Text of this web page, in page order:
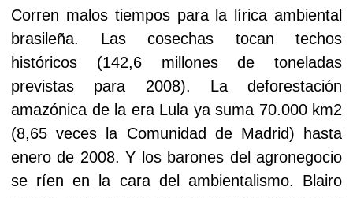
Corren malos tiempos para la lírica ambiental
brasileña. Las cosechas tocan techos
históricos (142,6 millones de toneladas
previstas para 2008). La deforestación
amazónica de la era Lula ya suma 70.000 km2
(8,65 veces la Comunidad de Madrid) hasta
enero de 2008. Y los barones del agronegocio
se ríen en la cara del ambientalismo. Blairo